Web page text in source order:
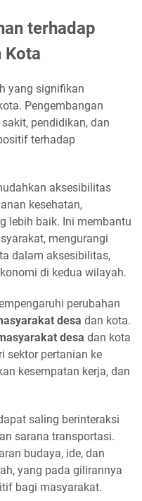
terhadap
Kota
yang signifikan
Pengembangan
pendidikan, dan
terhadap
aksesibilitas
kesehatan,
lebih baik. Ini membantu
mengurangi
dalam aksesibilitas,
di kedua wilayah.
perubahan
desa dan kota.
desa dan kota
sektor pertanian ke
kesempatan kerja, dan
saling berinteraksi
sarana transportasi.
budaya, ide, dan
yang pada gilirannya
bagi masyarakat.